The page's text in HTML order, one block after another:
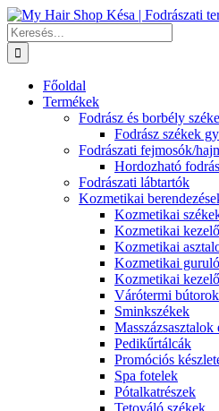
Kihagyás
Keresés...
Főoldal
Termékek
Fodrász és borbély
Fodrász székek
Fodrászati fejmosók/
Hordozható
Fodrászati lábtartók
Kozmetikai
Kozmetikai
Kozmetikai
Kozmetikai
Kozmetikai
Kozmetikai
Várótermi
Sminkszékek
Masszázsasztalok
Pedikűrtálcák
Promóciós
Spa fotelek
Pótalkatrészek
Tetováló székek